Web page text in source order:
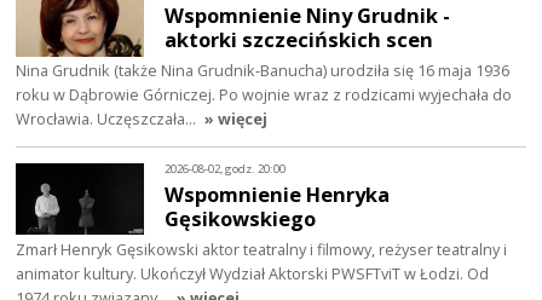
Wspomnienie Niny Grudnik -
aktorki szczecińskich scen
Nina Grudnik (także Nina Grudnik-Banucha) urodziła się 16 maja 1936
roku w Dąbrowie Górniczej. Po wojnie wraz z rodzicami wyjechała do
Wrocławia. Uczęszczała… » więcej
2026-08-02, godz. 20:00
Wspomnienie Henryka
Gęsikowskiego
Zmarł Henryk Gęsikowski aktor teatralny i filmowy, reżyser teatralny i
animator kultury. Ukończył Wydział Aktorski PWSFTviT w Łodzi. Od